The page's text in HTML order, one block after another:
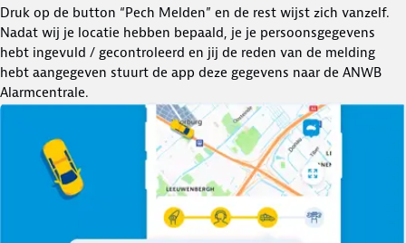
Druk op de button “Pech Melden” en de rest wijst zich vanzelf.
Nadat wij je locatie hebben bepaald, je je persoonsgegevens
hebt ingevuld / gecontroleerd en jij de reden van de melding
hebt aangegeven stuurt de app deze gegevens naar de ANWB
Alarmcentrale.